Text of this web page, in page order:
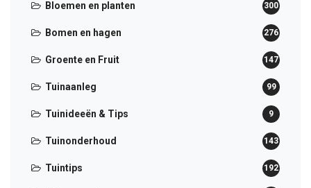
Bloemen en planten 300
Bomen en hagen 276
Groente en Fruit 147
Tuinaanleg 99
Tuinideeën & Tips 9
Tuinonderhoud 143
Tuintips 192